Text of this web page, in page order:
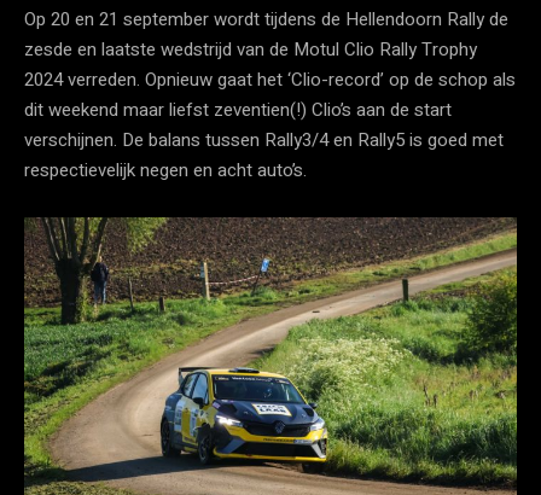
Op 20 en 21 september wordt tijdens de Hellendoorn Rally de
zesde en laatste wedstrijd van de Motul Clio Rally Trophy
2024 verreden. Opnieuw gaat het ‘Clio-record’ op de schop als
dit weekend maar liefst zeventien(!) Clio’s aan de start
verschijnen. De balans tussen Rally3/4 en Rally5 is goed met
respectievelijk negen en acht auto’s.